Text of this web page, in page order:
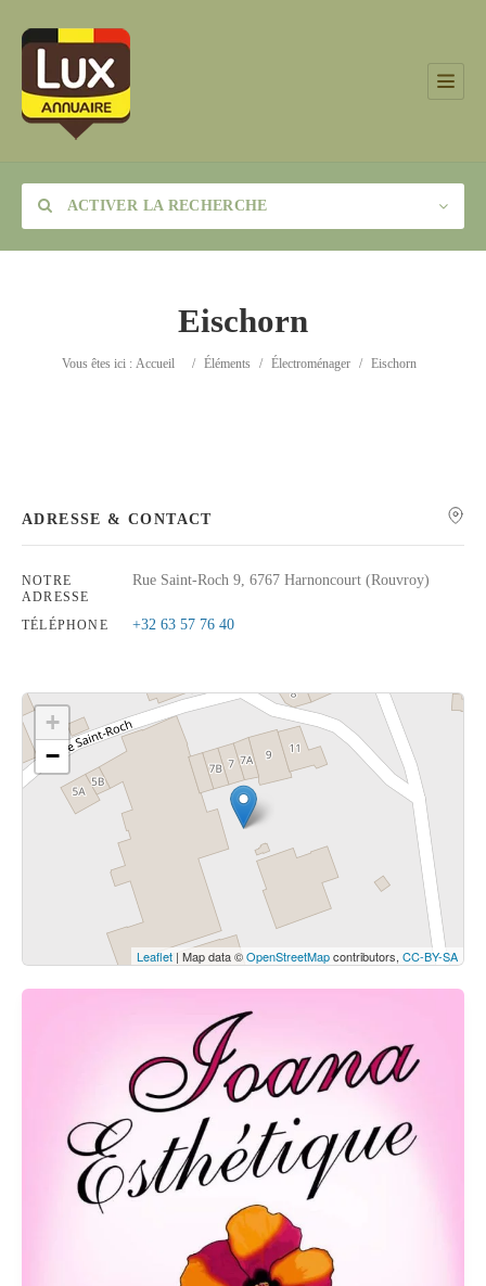
ACTIVER LA RECHERCHE
Catégorie
Eischorn
Vous êtes ici : Accueil / Éléments / Électroménager / Eischorn
ADRESSE & CONTACT
NOTRE
ADRESSE
Rue Saint-Roch 9, 6767 Harnoncourt (Rouvroy)
TÉLÉPHONE +32 63 57 76 40
Cliquez sur le bouton pour afficher la carte.
Voir la carte
+
−
Leaflet | Map data ©OpenStreetMapcontributors, CC-BY-SA